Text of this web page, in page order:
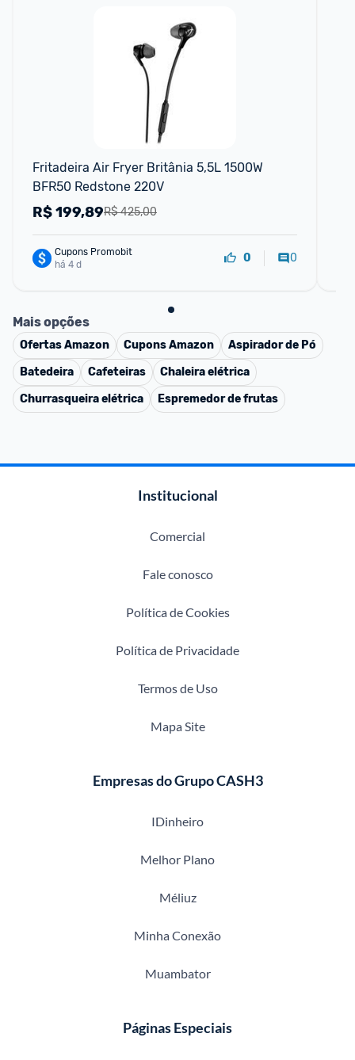
Fritadeira Air Fryer Britânia 5,5L 1500W
BFR50 Redstone 220V
R$ 425,00
R$199,89
Cupons Promobit
há 4 d
0 0
Mais opções
OfertasAmazon CuponsAmazon
Aspirador de Pó
Batedeira
Cafeteiras
Chaleira elétrica
Churrasqueira elétrica
Espremedor de frutas
Institucional
Comercial
Fale conosco
Política de Cookies
Política de Privacidade
Termos de Uso
Mapa Site
Empresas do Grupo CASH3
IDinheiro
Melhor Plano
Méliuz
Minha Conexão
Muambator
Páginas Especiais